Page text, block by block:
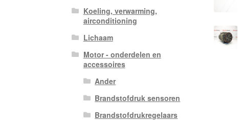
Koeling, verwarming,
airconditioning
Lichaam
Motor - onderdelen en
accessoires
Ander
Brandstofdruk sensoren
Brandstofdrukregelaars